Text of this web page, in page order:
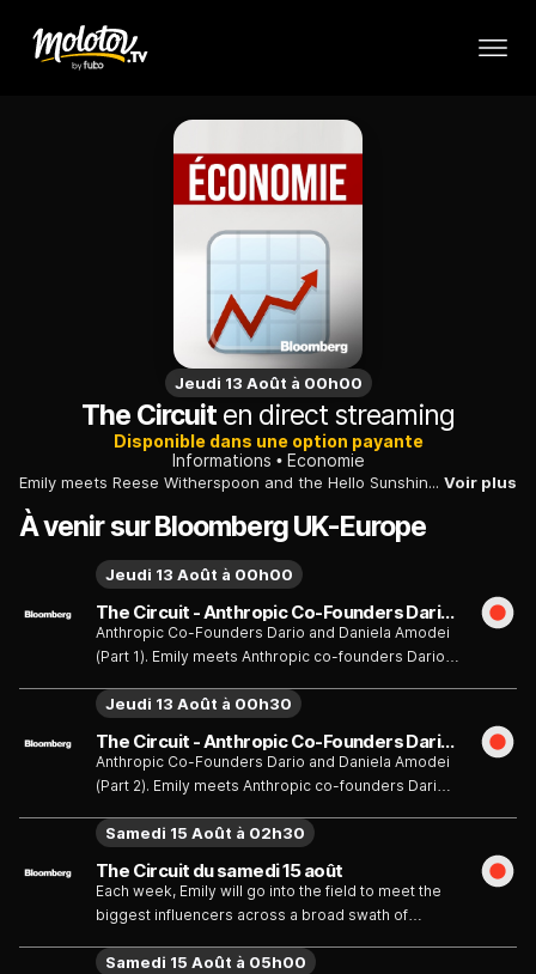
Jeudi 13 Août à 00h00
The Circuiten direct streaming
Disponible dans une option payante
Informations
Economie
Emily meets Reese Witherspoon and the Hello Sunshine executive team to discuss the company's founding mission and what's next for Hollywood. Voir plus
À venir sur Bloomberg UK-Europe
The Circuit - Anthropic Co-Founders Dario and Daniela Amodei (Part 1) - Émission du jeudi 13 août
Anthropic Co-Founders Dario and Daniela Amodei
(Part 1). Emily meets Anthropic co-founders Dario
of the startup's origin story.
Jeudi 13 Août à 00h00
The Circuit - Anthropic Co-Founders Dario and Daniela Amodei (Part 2) - Émission du jeudi 13 août
Anthropic Co-Founders Dario and Daniela Amodei
(Part 2). Emily meets Anthropic co-founders Dario
of the startup's origin story.
Jeudi 13 Août à 00h30
The Circuit du samedi 15 août
Each week, Emily will go into the field to meet the
biggest influencers across a broad swath of
interviews will give viewers a peek behind-the-
Samedi 15 Août à 02h30
Samedi 15 Août à 05h00